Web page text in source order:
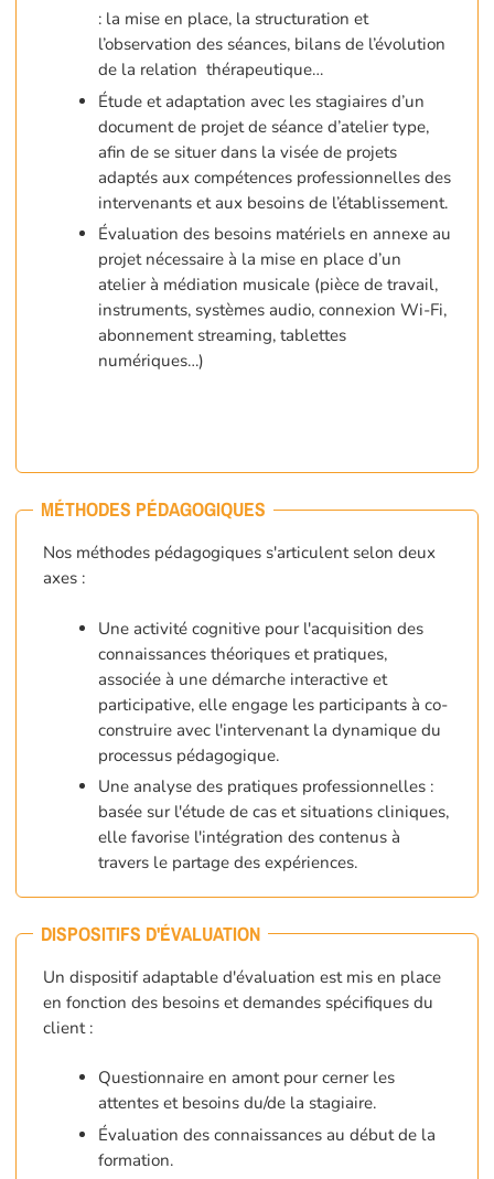
: la mise en place, la structuration et
l’observation des séances, bilans de l’évolution
de la relation thérapeutique…
Étude et adaptation avec les stagiaires d’un
document de projet de séance d’atelier type,
afin de se situer dans la visée de projets
adaptés aux compétences professionnelles des
intervenants et aux besoins de l’établissement.
Évaluation des besoins matériels en annexe au
projet nécessaire à la mise en place d’un
atelier à médiation musicale (pièce de travail,
instruments, systèmes audio, connexion Wi-Fi,
abonnement streaming, tablettes
numériques…)
MÉTHODES PÉDAGOGIQUES
Nos méthodes pédagogiques s'articulent selon deux
axes :
Une activité cognitive pour l'acquisition des
connaissances théoriques et pratiques,
associée à une démarche interactive et
participative, elle engage les participants à co-
construire avec l'intervenant la dynamique du
processus pédagogique.
Une analyse des pratiques professionnelles :
basée sur l'étude de cas et situations cliniques,
elle favorise l'intégration des contenus à
travers le partage des expériences.
DISPOSITIFS D'ÉVALUATION
Un dispositif adaptable d'évaluation est mis en place
en fonction des besoins et demandes spécifiques du
client :
Questionnaire en amont pour cerner les
attentes et besoins du/de la stagiaire.
Évaluation des connaissances au début de la
formation.